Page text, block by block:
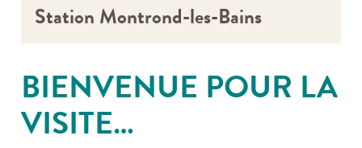
Station Montrond-les-Bains
BIENVENUE POUR LA
VISITE…